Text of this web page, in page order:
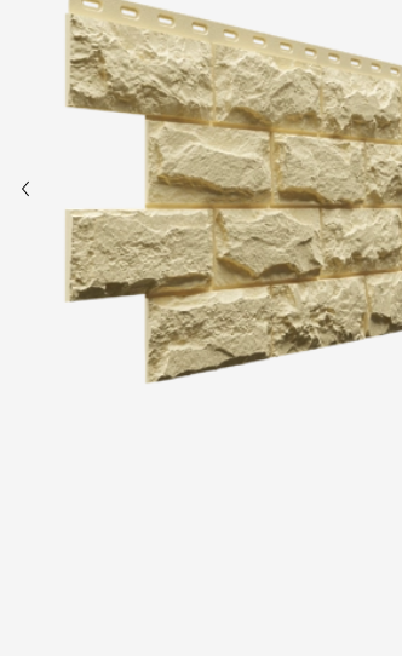
Чертежи
Текстуры
Фото объектов
Вопрос-ответ/Faq
Статьи
Сервисы
Конструктор
Калькулятор